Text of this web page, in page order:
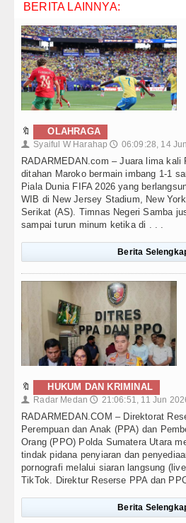
BERITA LAINNYA:
🔖 OLAHRAGA
👤 Syaiful W Harahap 🕔 06:09:28, 14
RADARMEDAN.com – Juara lima kali
ditahan Maroko bermain imbang 1-1
Piala Dunia FIFA 2026 yang
WIB di New Jersey Stadium, New
Serikat (AS). Timnas Negeri Samba
sampai turun minum ketika di . . .
Berita
🔖 HUKUM DAN KRIMINAL
👤 Radar Medan 🕔 21:06:51, 11 Jun
RADARMEDAN.COM – Direktorat
Perempuan dan Anak (PPA) dan
Orang (PPO) Polda Sumatera Utara
tindak pidana penyiaran dan
pornografi melalui siaran langsung
TikTok. Direktur Reserse PPA dan
Berita